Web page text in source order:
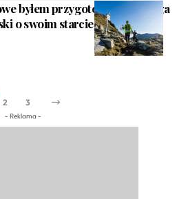
byłem przygotowany na mega
o swoim starcie w Pirin Ultra
2 3
- Reklama -